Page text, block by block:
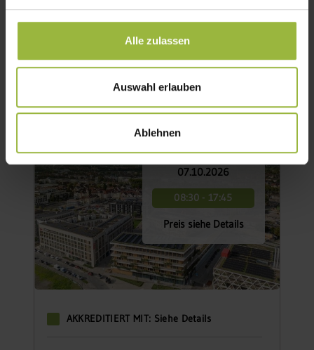
Alle zulassen
Auswahl erlauben
Ablehnen
DETAILS BUCHEN
DATUM
07.10.2026
08:30 - 17:45
Preis siehe Details
AKKREDITIERT MIT: Siehe Details